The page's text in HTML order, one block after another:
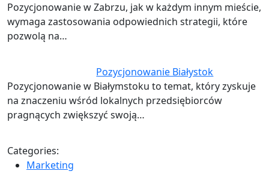
Pozycjonowanie w Zabrzu, jak w każdym innym mieście,
wymaga zastosowania odpowiednich strategii, które
pozwolą na…
Pozycjonowanie Białystok
Pozycjonowanie w Białymstoku to temat, który zyskuje
na znaczeniu wśród lokalnych przedsiębiorców
pragnących zwiększyć swoją…
Categories:
Marketing